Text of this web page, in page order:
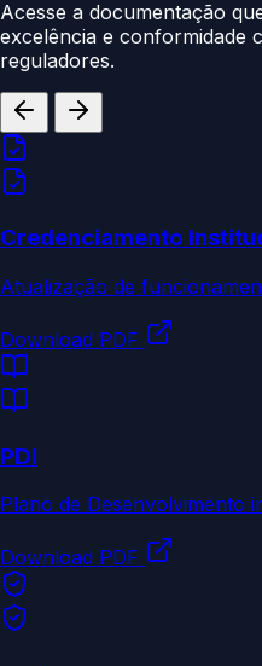
Acesse a documentação
excelência e conformidade
reguladores.
Credenciamento
Atualização de
Download PDF
PDI
Plano de Desenvolvimento
Download PDF